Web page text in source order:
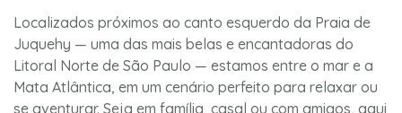
Localizados próximos ao canto esquerdo da Praia de
Juquehy — uma das mais belas e encantadoras do
Litoral Norte de São Paulo — estamos entre o mar e a
Mata Atlântica, em um cenário perfeito para relaxar ou
se aventurar. Seja em família, casal ou com amigos, aqui